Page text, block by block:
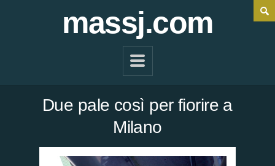
massj.com
Due pale così per fiorire a
Milano